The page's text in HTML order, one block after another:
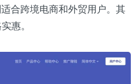
合跨境电商和外贸用户。其
惠。